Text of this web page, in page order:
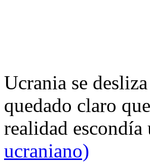
Ucrania se
quedado claro
realidad
ucraniano)